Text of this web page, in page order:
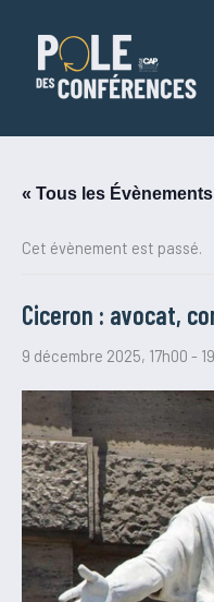
« Tous les Évènements
Cet évènement est passé.
Ciceron : avocat,
9 décembre 2025, 17h00 -